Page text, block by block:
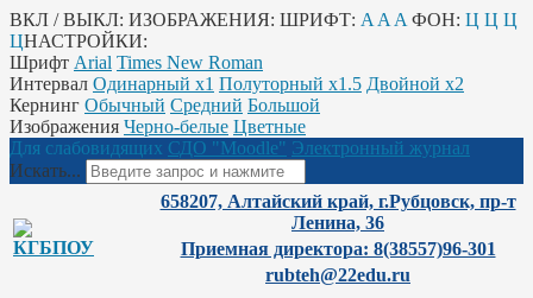
ВКЛ / ВЫКЛ: ИЗОБРАЖЕНИЯ: ШРИФТ: A A A ФОН: Ц Ц Ц
ЦНАСТРОЙКИ:
Шрифт Arial Times New Roman
Интервал Одинарный х1 Полуторный х1.5 Двойной х2
Кернинг Обычный Средний Большой
Изображения Черно-белые Цветные
Для слабовидящих СДО "Moodle" Электронный журнал
Искать...
658207, Алтайский край, г.Рубцовск, пр-т
Ленина, 36
Приемная директора: 8(38557)96-301
rubteh@22edu.ru